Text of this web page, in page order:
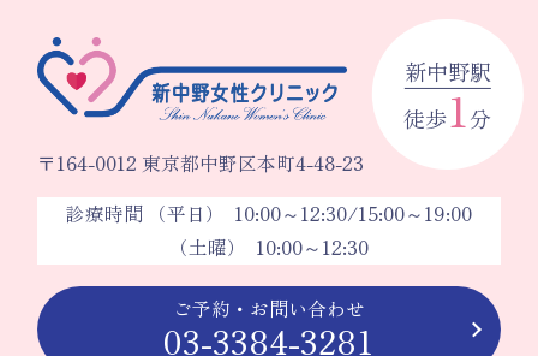
〒164-0012 東京都中野区本町4-48-23
新中野駅
徒歩1分
診療時間 （平日） 10:00～12:30/15:00～19:00
（土曜） 10:00～12:30
ご予約・お問い合わせ
03-3384-3281